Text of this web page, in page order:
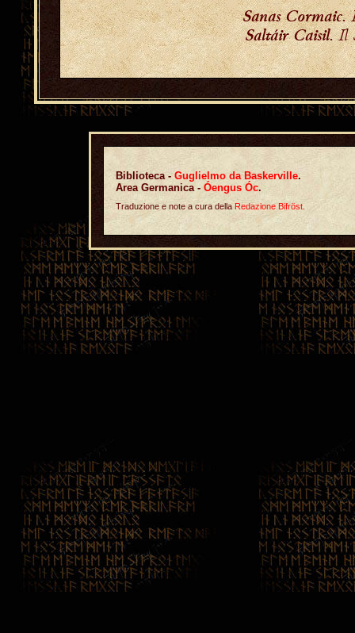
Sanas Cormaic.
Saltáir Caisil. Il
Biblioteca -Guglielmo da Baskerville.
Area Germanica -Óengus Óc.
Traduzione e note a cura dellaRedazione Bifröst